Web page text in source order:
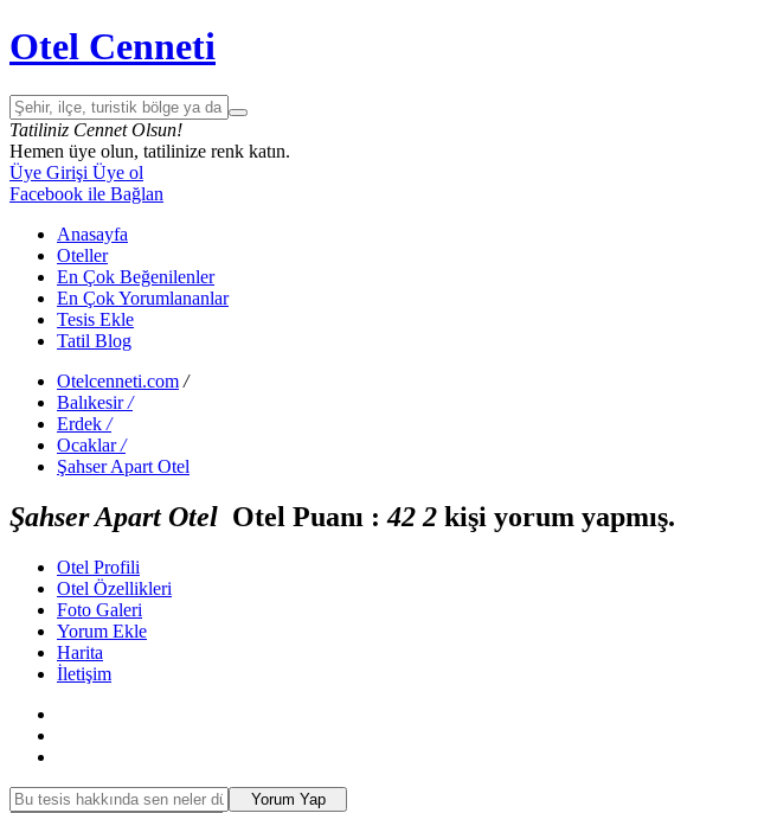
Otel Cenneti
Tatiliniz Cennet Olsun!
Hemen üye olun, tatilinize renk katın.
Üye Girişi Üye ol
Facebook ile Bağlan
Anasayfa
Oteller
En Çok Beğenilenler
En Çok Yorumlananlar
Tesis Ekle
Tatil Blog
Otelcenneti.com /
Balıkesir /
Erdek /
Ocaklar /
Şahser Apart Otel
Şahser Apart Otel Otel Puanı :42 2 kişi yorum yapmış.
Otel Profili
Otel Özellikleri
Foto Galeri
Yorum Ekle
Harita
İletişim
Yorum Yap